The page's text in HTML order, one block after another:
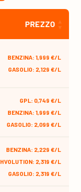
PREZZO
BENZINA: 1,999 €/L
GASOLIO: 2,129 €/L
GPL: 0,749 €/L
BENZINA: 1,999 €/L
GASOLIO: 2,099 €/L
BENZINA: 2,229 €/L
HVOLUTION: 2,319 €/L
GASOLIO: 2,319 €/L